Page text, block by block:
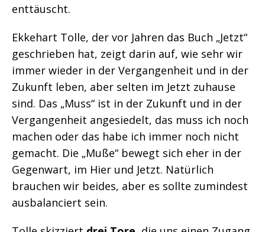
enttäuscht.
Ekkehart Tolle, der vor Jahren das Buch „Jetzt“
geschrieben hat, zeigt darin auf, wie sehr wir
immer wieder in der Vergangenheit und in der
Zukunft leben, aber selten im Jetzt zuhause
sind. Das „Muss“ ist in der Zukunft und in der
Vergangenheit angesiedelt, das muss ich noch
machen oder das habe ich immer noch nicht
gemacht. Die „Muße“ bewegt sich eher in der
Gegenwart, im Hier und Jetzt. Natürlich
brauchen wir beides, aber es sollte zumindest
ausbalanciert sein.